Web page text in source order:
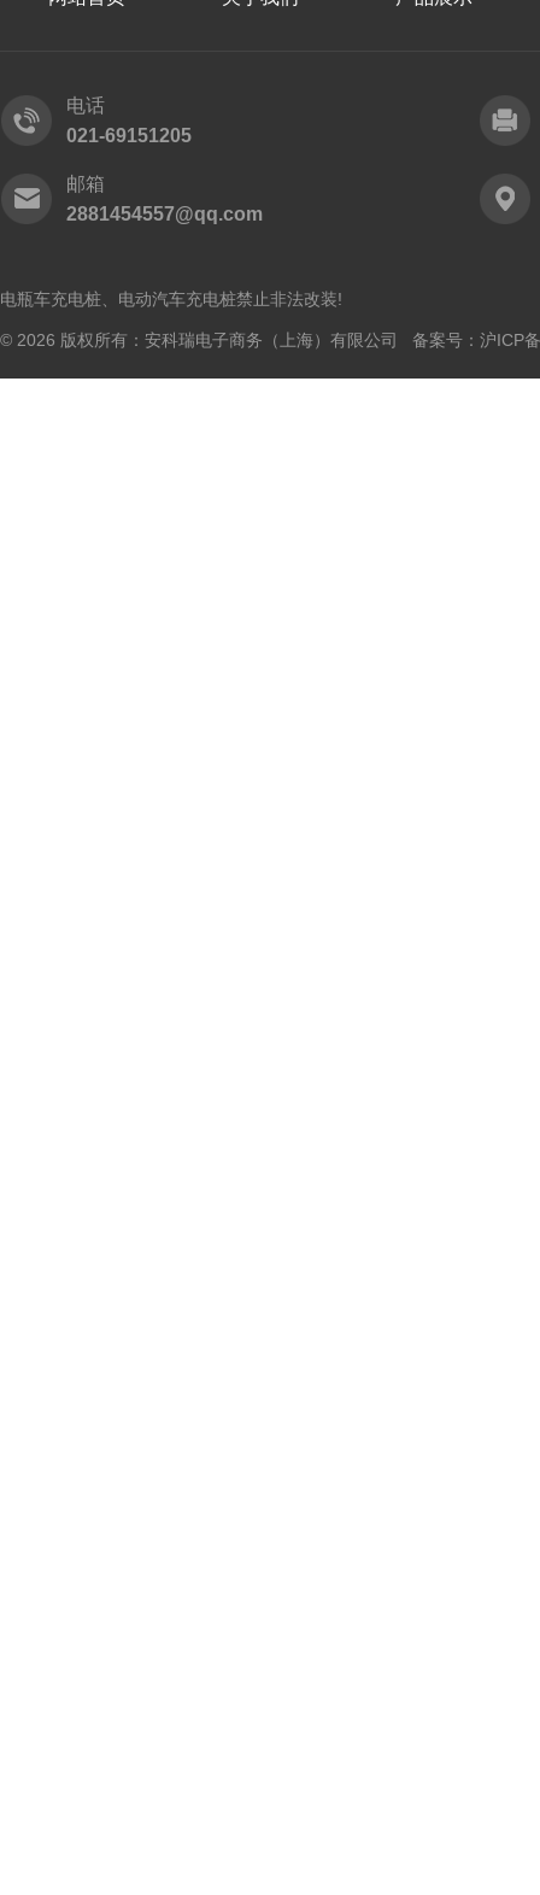
电话
021-69151205
邮箱
2881454557@qq.com
电瓶车充电桩、电动汽车充电桩禁止非法改装!
© 2026 版权所有：安科瑞电子商务（上海）有限公司 备案号： 沪ICP